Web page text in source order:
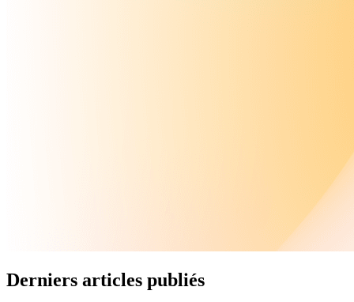
Derniers articles publiés